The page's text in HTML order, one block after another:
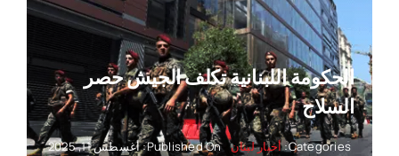
الحكومة اللبنانية تكلف الجيش حصر
السلاح
Categories: أخبار لبنان Published On: أغسطس 11, 2025